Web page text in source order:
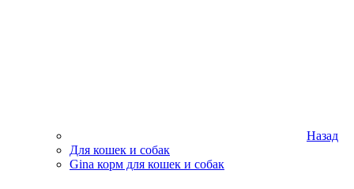
Назад
Для кошек и собак
Gina корм для кошек и собак